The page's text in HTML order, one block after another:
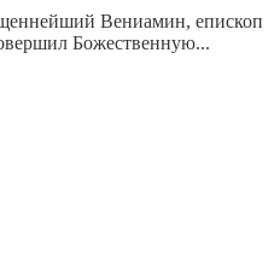
Вениамин, епископ
Божественную...